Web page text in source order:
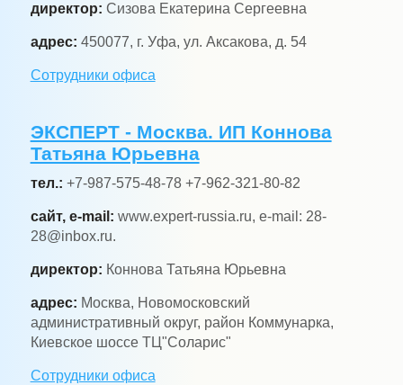
директор: Сизова Екатерина Сергеевна
адрес: 450077, г. Уфа, ул. Аксакова, д. 54
Сотрудники офиса
ЭКСПЕРТ - Москва. ИП Коннова
Татьяна Юрьевна
тел.: +7-987-575-48-78 +7-962-321-80-82
сайт, e-mail: www.expert-russia.ru, e-mail: 28-
28@inbox.ru.
директор: Коннова Татьяна Юрьевна
адрес: Москва, Новомосковский
административный округ, район Коммунарка,
Киевское шоссе ТЦ"Соларис"
Сотрудники офиса